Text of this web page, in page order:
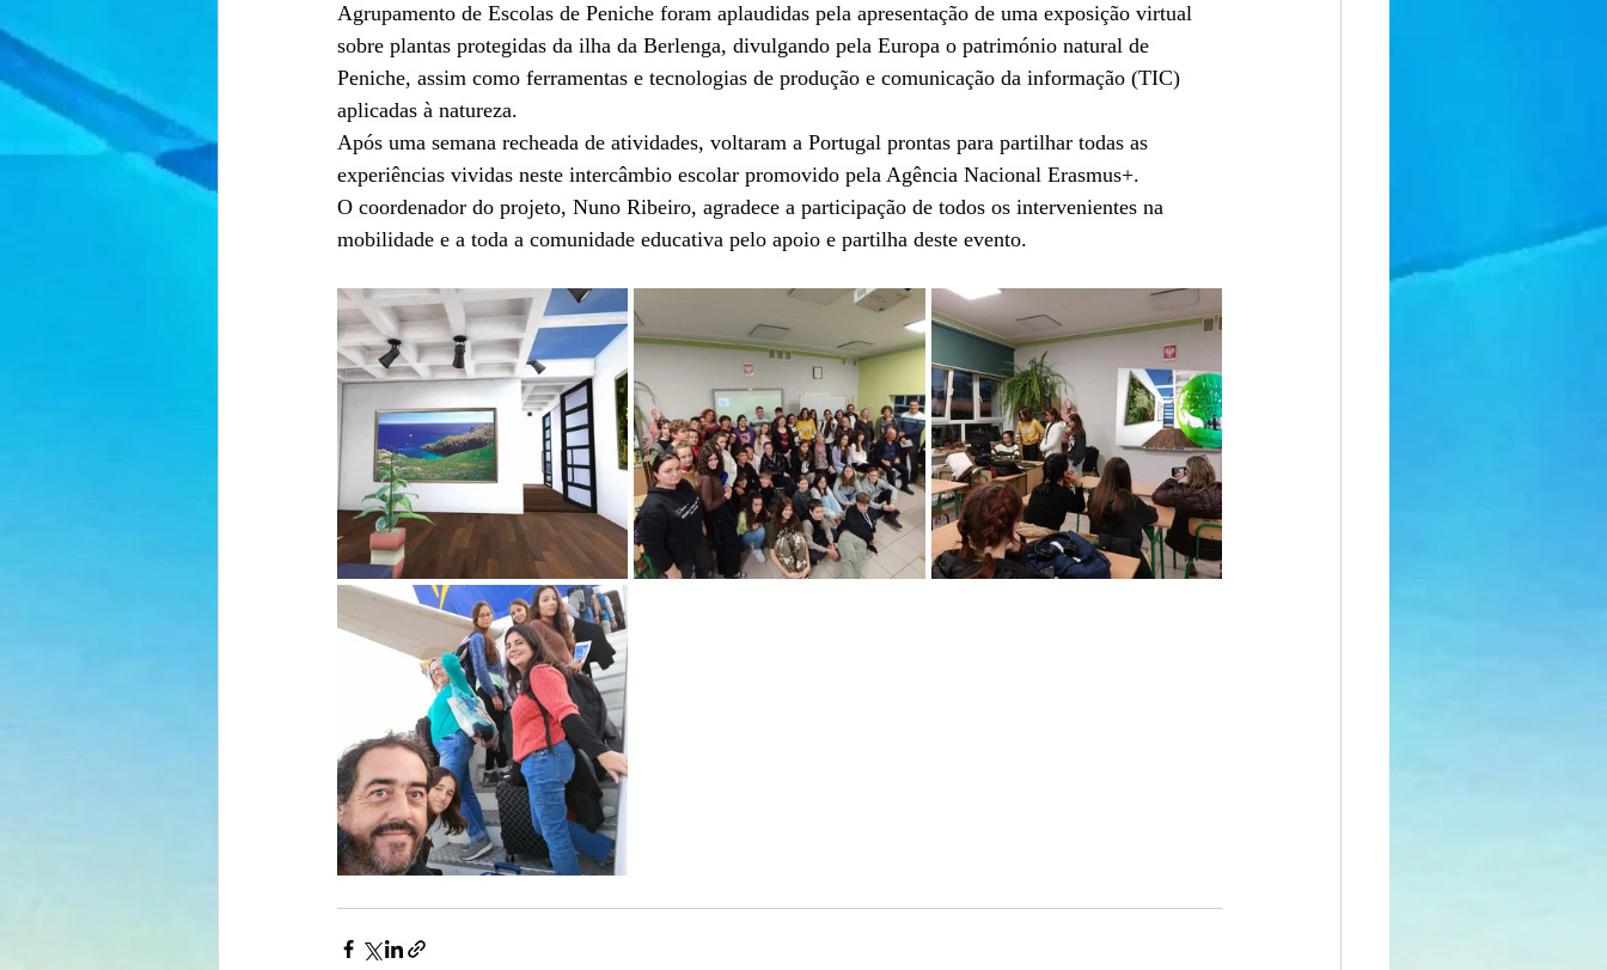
Agrupamento de Escolas de Peniche foram aplaudidas pela apresentação de uma exposição virtual
sobre plantas protegidas da ilha da Berlenga, divulgando pela Europa o património natural de
Peniche, assim como ferramentas e tecnologias de produção e comunicação da informação (TIC)
aplicadas à natureza.
Após uma semana recheada de atividades, voltaram a Portugal prontas para partilhar todas as
experiências vividas neste intercâmbio escolar promovido pela Agência Nacional Erasmus+.
O coordenador do projeto, Nuno Ribeiro, agradece a participação de todos os intervenientes na
mobilidade e a toda a comunidade educativa pelo apoio e partilha deste evento.